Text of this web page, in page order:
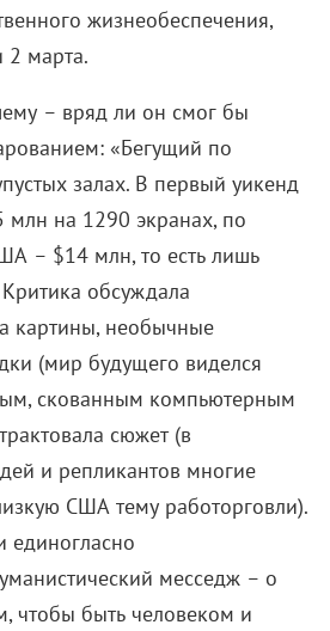
жизнеобеспечения,
2 марта.
– вряд ли он смог бы
«Бегущий по
залах. В первый уикенд
на 1290 экранах, по
– $14 млн, то есть лишь
обсуждала
картины, необычные
(мир будущего виделся
скованным компьютерным
сюжет (в
и репликантов многие
США тему работорговли).
единогласно
месседж – о
чтобы быть человеком и